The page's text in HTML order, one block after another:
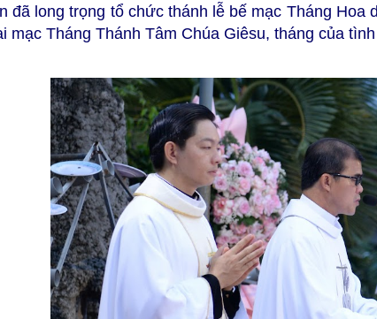
đã long trọng tổ chức thánh lễ bế mạc Tháng
mạc Tháng Thánh Tâm Chúa Giêsu, tháng của